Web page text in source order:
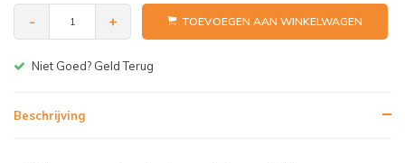
- + TOEVOEGEN AAN WINKELWAGEN
Gratis bezorgen v.a. € 150,-(NL)
Beschrijving